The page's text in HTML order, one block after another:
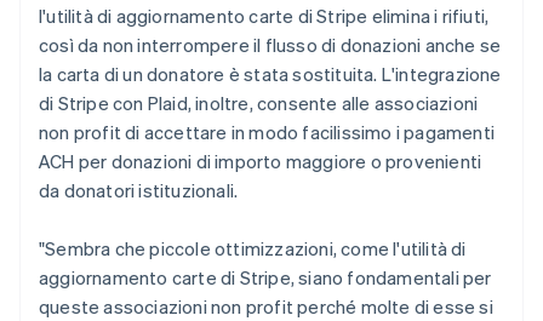
l'utilità di aggiornamento carte di Stripe elimina i rifiuti,
così da non interrompere il flusso di donazioni anche se
la carta di un donatore è stata sostituita. L'integrazione
di Stripe con Plaid, inoltre, consente alle associazioni
non profit di accettare in modo facilissimo i pagamenti
ACH per donazioni di importo maggiore o provenienti
da donatori istituzionali.
"Sembra che piccole ottimizzazioni, come l'utilità di
aggiornamento carte di Stripe, siano fondamentali per
queste associazioni non profit perché molte di esse si